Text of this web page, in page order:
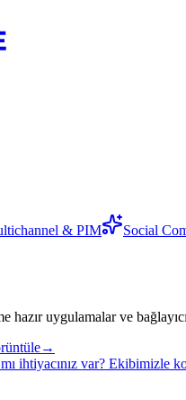
& PIM Social
hazır uygulamalar ve
→
ihtiyacınız var? Ekibimizle